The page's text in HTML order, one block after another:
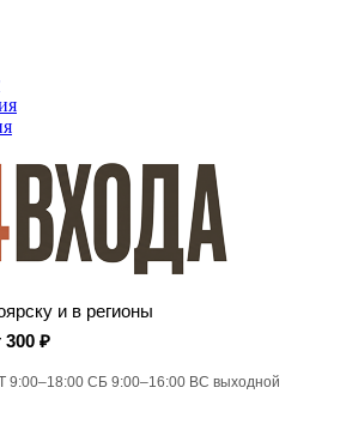
и в регионы
₽
9:00–18:00 СБ 9:00–16:00 ВС выходной